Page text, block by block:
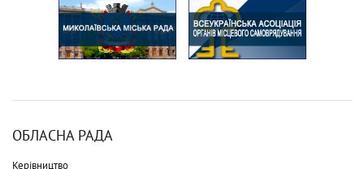
ОБЛАСНА РАДА
Керівництво